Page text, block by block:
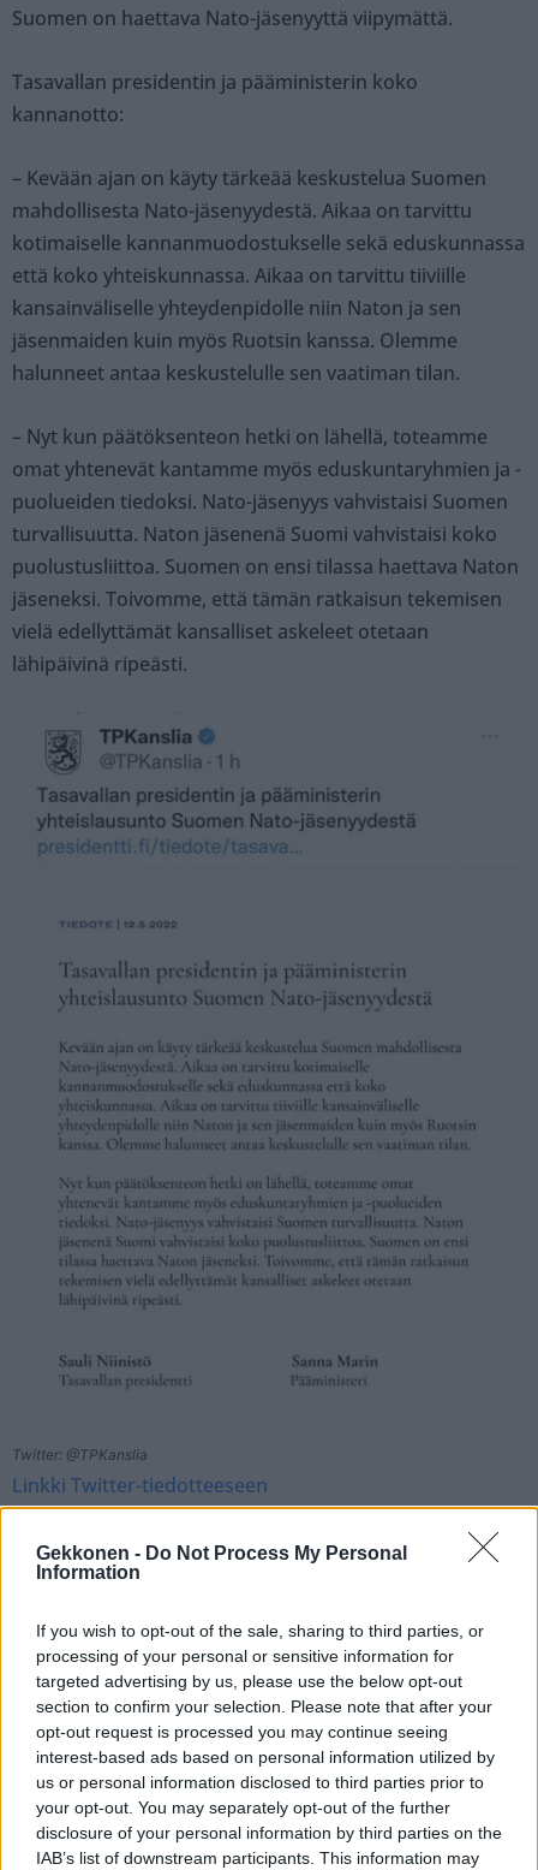
Gekkonen - Do Not Process My Personal
Information
If you wish to opt-out of the sale, sharing to third parties, or
processing of your personal or sensitive information for
targeted advertising by us, please use the below opt-out
section to confirm your selection. Please note that after your
opt-out request is processed you may continue seeing
interest-based ads based on personal information utilized by
us or personal information disclosed to third parties prior to
your opt-out. You may separately opt-out of the further
disclosure of your personal information by third parties on the
IAB’s list of downstream participants. This information may
Suomen on haettava Nato-jäsenyyttä viipymättä.
Tasavallan presidentin ja pääministerin koko
kannanotto:
– Kevään ajan on käyty tärkeää keskustelua Suomen
mahdollisesta Nato-jäsenyydestä. Aikaa on tarvittu
kotimaiselle kannanmuodostukselle sekä eduskunnassa
että koko yhteiskunnassa. Aikaa on tarvittu tiiviille
kansainväliselle yhteydenpidolle niin Naton ja sen
jäsenmaiden kuin myös Ruotsin kanssa. Olemme
halunneet antaa keskustelulle sen vaatiman tilan.
– Nyt kun päätöksenteon hetki on lähellä, toteamme
omat yhtenevät kantamme myös eduskuntaryhmien ja -
puolueiden tiedoksi. Nato-jäsenyys vahvistaisi Suomen
turvallisuutta. Naton jäsenenä Suomi vahvistaisi koko
puolustusliittoa. Suomen on ensi tilassa haettava Naton
jäseneksi. Toivomme, että tämän ratkaisun tekemisen
vielä edellyttämät kansalliset askeleet otetaan
lähipäivinä ripeästi.
Twitter: @TPKanslia
Linkki Twitter-tiedotteeseen
Seuraa Gekkosta Instagramissa
Teksti: Naikkonen
Twitter: @TPKanslia
Tagit Nato Nato-jäsenyys
Nato-kanta